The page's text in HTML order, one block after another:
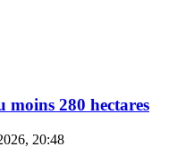
280 hectares
20:48